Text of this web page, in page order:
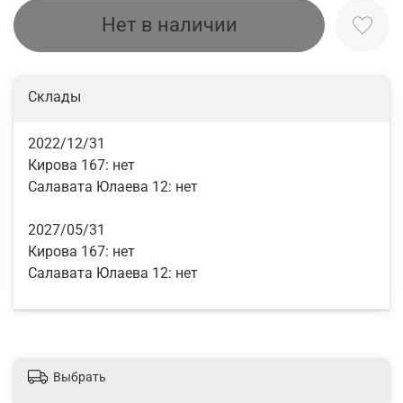
Нет в наличии
Склады
2022/12/31
Кирова 167: нет
Салавата Юлаева 12: нет
2027/05/31
Кирова 167: нет
Салавата Юлаева 12: нет
Выбрать